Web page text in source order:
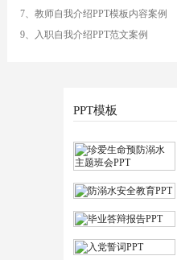
7、教师自我介绍PPT模板内容案例
9、入职自我介绍PPT范文案例
PPT模板